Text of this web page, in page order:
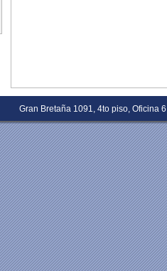
Gran Bretaña 1091, 4to piso, Oficina